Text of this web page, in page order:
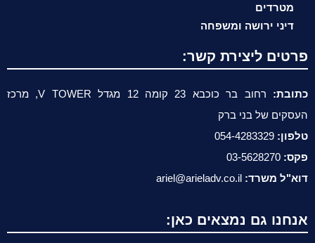
מטרדים
דיני ירושה ומשפחה
פרטים ליצירת קשר:
כתובת:
רחוב בר כוכבא 23 קומה 12 מגדל V TOWER, מרכז
העסקים של בני ברק
טלפון: 054-4283329
פקס: 03-5628270
דוא"ל משרד: ariel@arieladv.co.il
אנחנו גם נמצאים כאן: